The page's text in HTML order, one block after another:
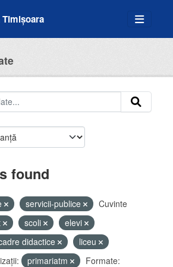
found
servicii-publice
Cuvinte
scoli
elevi
didactice
liceu
primariatm
Formate: